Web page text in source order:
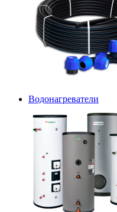
Водонагреватели